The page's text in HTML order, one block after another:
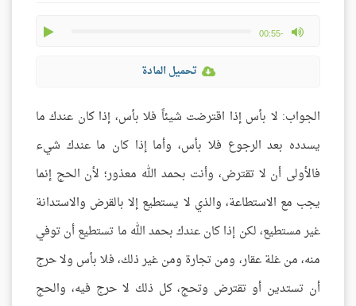
-00:55
max volume
تحميل المادة
الجواب: لا بأس إذا اقترضت شيئاً فلا بأس، إذا كان عندك ما
يسدده بعد الرجوع فلا بأس، وأما إذا كان ما عندك شيء
فالأولى أن لا تقترض، وأنت بحمد الله معذور؛ لأن الحج إنما
يجب مع الاستطاعة، والذي لا يستطيع إلا بالقرض والاستدانة
غير مستطيع، لكن إذا كان عندك بحمد الله ما تستطيع أن توفي
منه، من غلة عقار، ومن تجارة ومن غير ذلك، فلا بأس ولا حرج
أن تستدين أو تقترض وتحج، كل ذلك لا حرج فيه، والحج